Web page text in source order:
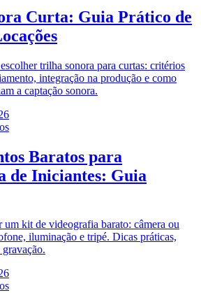
Curta: Guia Prático de
trilha sonora para curtas: critérios
integração na produção e como
a captação sonora.
Baratos para
de Iniciantes: Guia
um kit de videografia barato: câmera ou
iluminação e tripé. Dicas práticas,